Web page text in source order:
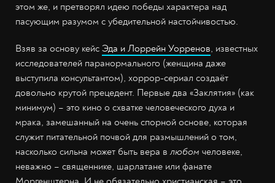
этом же, и претворял идею победы характера над
пасующим разумом с убедительной настойчивостью.
Взяв за основу кейс Эда и Лоррейн Уорренов, известных
исследователей паранормального (женщина даже
выступила консультантом), хоррор-сериал создаёт
довольно крутой прецедент. Первые два «Заклятия» (как
минимум) – это кино о схватке человеческого духа и
мрака, замешанный на очень спорной основе, которая
служит питательной почвой для размышлений о том,
насколько сильна может быть вера влюбом человеке,
неважно – священнике, шарлатане или фанате